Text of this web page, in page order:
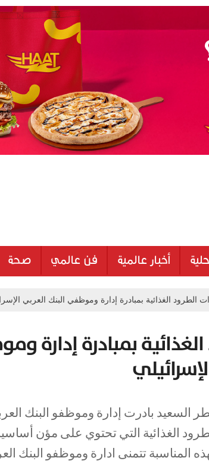
أخبار عالمية فن عالمي صحة
الطرود الغذائية بمبادرة إدارة وموظفي البنك العربي
بمبادرة إدارة
السعيد بادرت إدارة وموظفو البنك
الغذائية التي تحتوي على مؤن
المناسبة تتمنى ادارة وموظفو البنك